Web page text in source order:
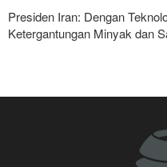
Presiden Iran: Dengan
Ketergantungan Minyak dan
Yahya Saree: Operasi